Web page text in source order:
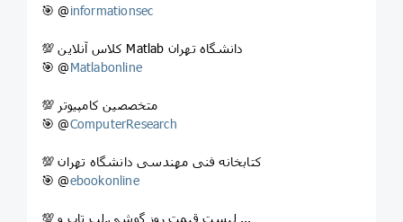
🎯 @informationsec
💯 کلاس آنلاین Matlab دانشگاه تهران
🎯 @Matlabonline
💯 متخصصین کامپیوتر
🎯 @ComputerResearch
💯 کتابخانه فنی مهندسی دانشگاه تهران
🎯 @ebookonline
💯 لیست قیمت روز گوشی,لپ تاپ و ...